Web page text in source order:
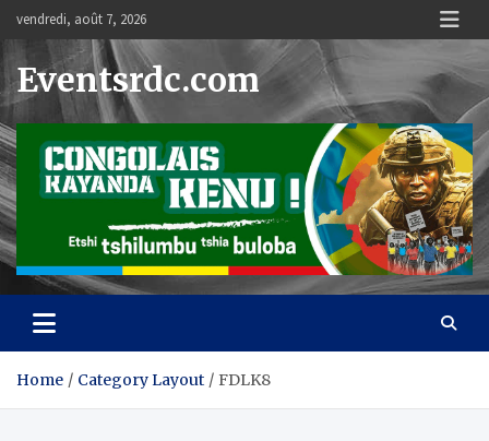
content
vendredi, août 7, 2026
Eventsrdc.com
Home Category Layout FDLK8